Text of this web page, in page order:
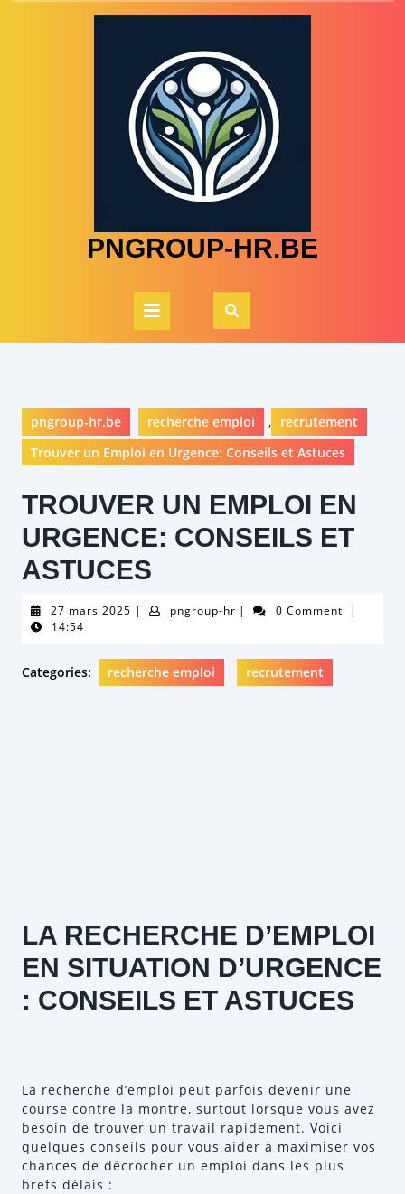
PNGROUP-HR.BE
Open
Button
pngroup-hr.be recherche emploi , recrutement
Trouver un Emploi en Urgence: Conseils et Astuces
TROUVER UN EMPLOI EN
URGENCE: CONSEILS ET
ASTUCES
27 mars 2025 27| pngroup-hrpngroup-
| 0 Comment
|
14:54
Categories: recherche emploi recrutement
LA RECHERCHE D’EMPLOI
EN SITUATION D’URGENCE
: CONSEILS ET ASTUCES
La recherche d’emploi peut parfois devenir une
course contre la montre, surtout lorsque vous avez
besoin de trouver un travail rapidement. Voici
quelques conseils pour vous aider à maximiser vos
chances de décrocher un emploi dans les plus
brefs délais :